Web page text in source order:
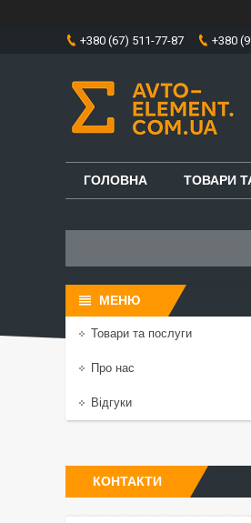
+380 (67) 511-77-87 +380
ГОЛОВНА ТОВАРИ
Товари та послуги
Про нас
Відгуки
КОНТАКТИ